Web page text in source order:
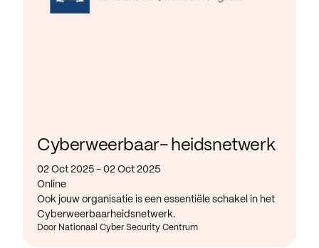
Cyberweerbaar- heidsnetwerk
02 Oct 2025 - 02 Oct 2025
Online
Ook jouw organisatie is een essentiële schakel in het
Cyberweerbaarheidsnetwerk.
Door Nationaal Cyber Security Centrum